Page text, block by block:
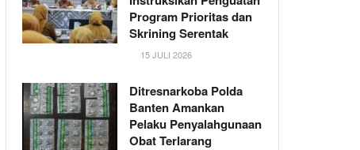
Program Prioritas dan
Skrining Serentak
15 JULI 2026
Ditresnarkoba Polda
Banten Amankan
Pelaku Penyalahgunaan
Obat Terlarang